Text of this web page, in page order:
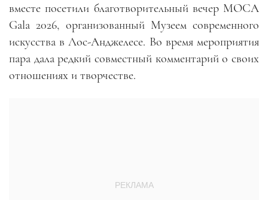
вместе посетили благотворительный вечер MOCA
Gala 2026, организованный Музеем современного
искусства в Лос-Анджелесе. Во время мероприятия
пара дала редкий совместный комментарий о своих
отношениях и творчестве.